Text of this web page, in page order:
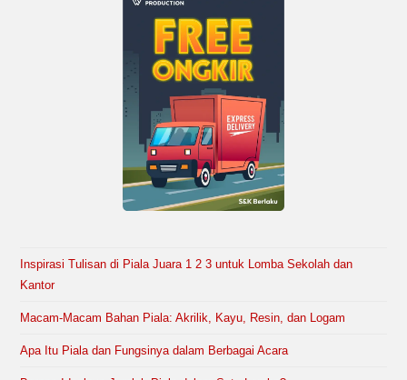
Inspirasi Tulisan di Piala Juara 1 2 3 untuk Lomba Sekolah dan
Kantor
Macam-Macam Bahan Piala: Akrilik, Kayu, Resin, dan Logam
Apa Itu Piala dan Fungsinya dalam Berbagai Acara